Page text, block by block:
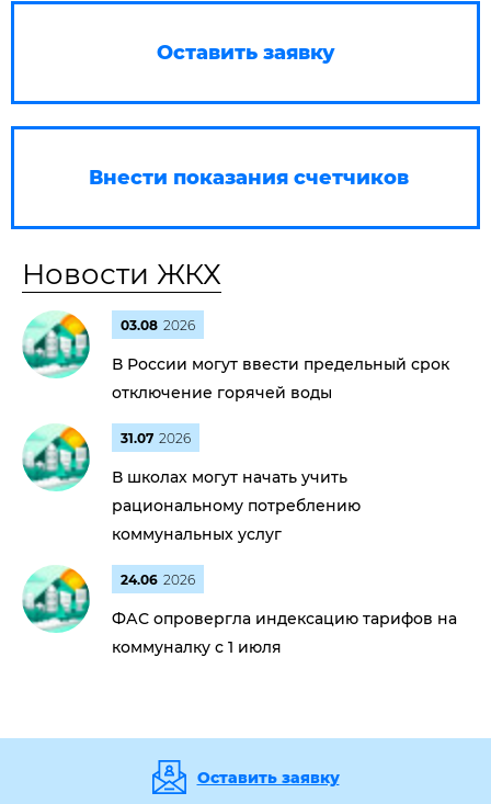
Оставить заявку
Внести показания счетчиков
Новости ЖКХ
03.08 2026
В России могут ввести предельный срок
отключение горячей воды
31.07 2026
В школах могут начать учить
рациональному потреблению
коммунальных услуг
24.06 2026
ФАС опровергла индексацию тарифов на
коммуналку с 1 июля
Оставить заявку